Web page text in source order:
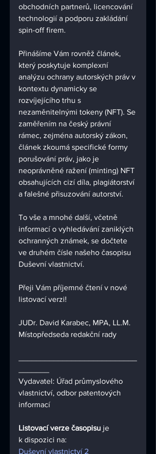
obchodních partnerů, licencování
technologií a podporu zakládání
spin-off firem.
Přinášíme Vám rovněž článek,
který poskytuje komplexní
analýzu ochrany autorských práv v
kontextu dynamicky se
rozvíjejícího trhu s
nezaměnitelnými tokeny (NFT). Se
zaměřením na český právní
rámec, zejména autorský zákon,
článek zkoumá specifické formy
porušování práv, jako je
neoprávněné ražení (minting) NFT
obsahujících cizí díla, plagiátorství
a falešné přisuzování autorství.
To vše a mnohé další, včetně
informací o vyhledávání zaniklých
ochranných známek, se dočtete
ve druhém čísle našeho časopisu
Duševní vlastnictví.
Přeji Vám příjemné čtení v nové
listovací verzi!
JUDr. David Karabec, MPA, LL.M.
Místopředseda redakční rady
Vydavatel: Úřad průmyslového
vlastnictví, odbor patentových
informací
Listovací verze časopisu je
k dispozici na:
Duševní vlastnictví 2